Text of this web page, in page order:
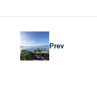
Prev